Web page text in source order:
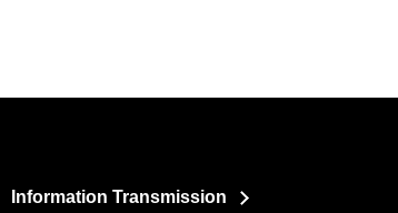
Information Transmission